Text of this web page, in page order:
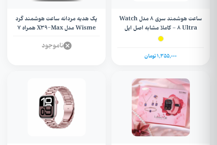
ساعت هوشمند سری 8 مدل Watch
8 Ultra - کاملا مشابه اصل اپل
1,355,000 تومان
پک هدیه مردانه ساعت هوشمند گرد
Wisme مدل X39-Max همراه 7
ناموجود